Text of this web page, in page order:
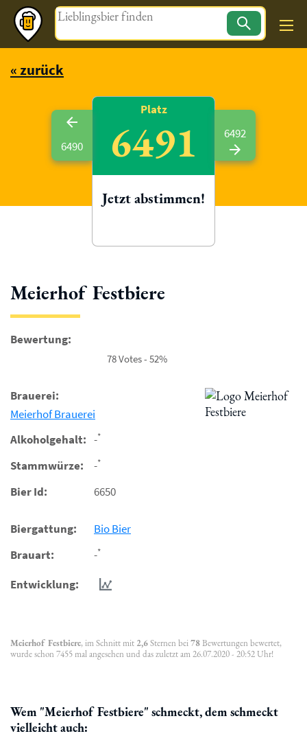
Magazin
« zurück
Meierhof Festbiere
Bewertung:
78 Votes - 52%
Brauerei:
Meierhof Brauerei
Alkoholgehalt: -*
Stammwürze: -*
Bier Id: 6650
Biergattung:
Bio Bier
Brauart:
-*
Entwicklung:
Meierhof Festbiere, im Schnitt mit 2,6Sternen bei78Bewertungen bewertet,
wurde schon 7455 mal angesehen und das zuletzt am 26.07.2020 - 20:52 Uhr!
Wem "Meierhof Festbiere" schmeckt, dem schmeckt
vielleicht auch:
6490
Platz
6491
Jetzt abstimmen!
6492